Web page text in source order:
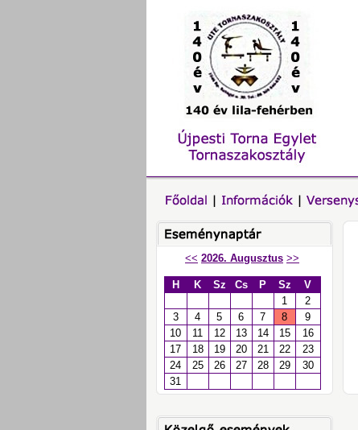
<< 2026. Augusztus >>
H K Sz Cs P Sz
V
1
2
3
4 5 6 7 8
9
10
11 12 13 14 15
16
17
18 19 20 21 22
23
24
25 26 27 28 29
30
31